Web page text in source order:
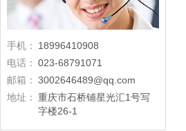
手机：
18996410908
电话： 023-68791071
邮箱： 3002646489@qq.com
地址： 重庆市石桥铺星光汇1号写
字楼26-1